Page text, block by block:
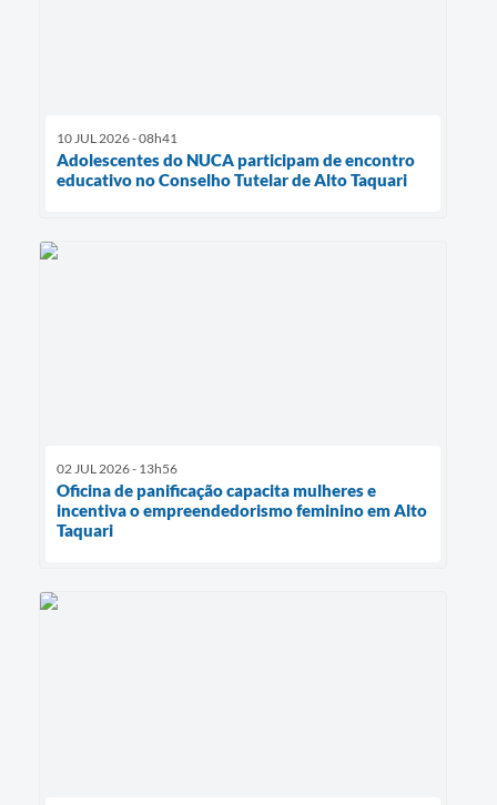
10 JUL 2026 - 08h41
Adolescentes do NUCA participam de encontro
educativo no Conselho Tutelar de Alto Taquari
02 JUL 2026 - 13h56
Oficina de panificação capacita mulheres e
incentiva o empreendedorismo feminino em Alto
Taquari